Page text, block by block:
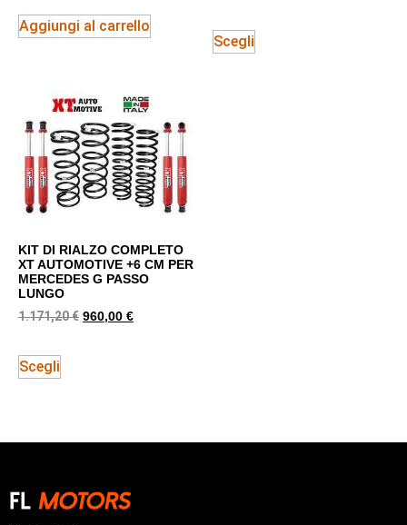
Aggiungi al carrello
Scegli
KIT DI RIALZO COMPLETO
XT AUTOMOTIVE +6 CM PER
MERCEDES G PASSO
LUNGO
1.171,20€ 960,00 €
Scegli